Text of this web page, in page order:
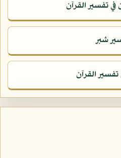
تفسير القرآن
شبر
تفسير القرآن